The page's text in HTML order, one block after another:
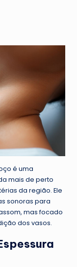
é uma
mais de perto
da região. Ele
sonoras para
mas focado
dos vasos.